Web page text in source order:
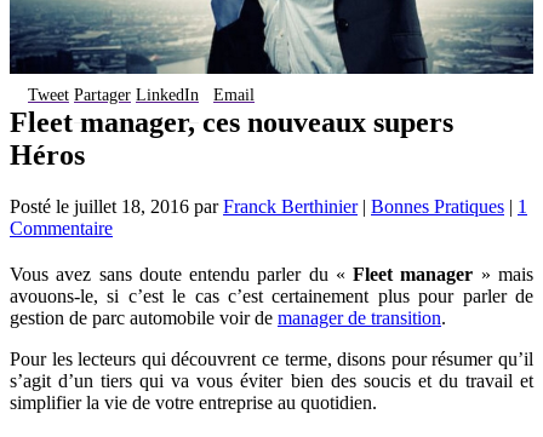
Tweet Partager LinkedIn Email
Fleet manager, ces nouveaux supers
Héros
Posté le juillet 18, 2016 parFranck Berthinier| Bonnes Pratiques | 1
Commentaire
Vous avez sans doute entendu parler du «Fleet manager » mais
avouons-le, si c’est le cas c’est certainement plus pour parler de
gestion de parc automobile voir de manager de transition.
Pour les lecteurs qui découvrent ce terme, disons pour résumer qu’il
s’agit d’un tiers qui va vous éviter bien des soucis et du travail et
simplifier la vie de votre entreprise au quotidien.